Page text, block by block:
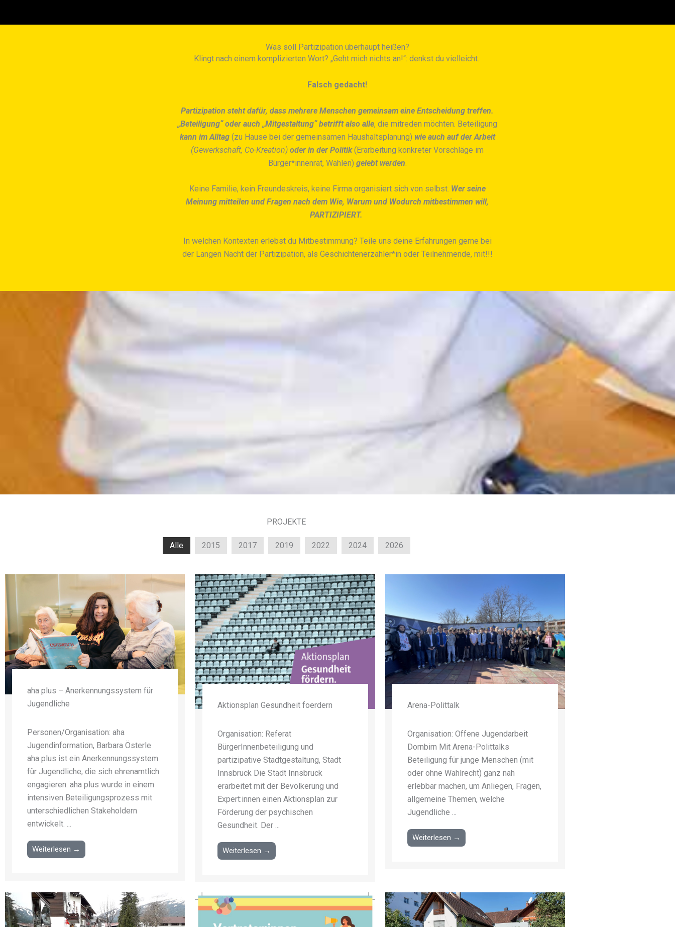
Was soll Partizipation überhaupt heißen?
Klingt nach einem komplizierten Wort? „Geht mich nichts an!“: denkst du vielleicht.
Falsch gedacht!
Partizipation steht dafür, dass mehrere Menschen gemeinsam eine Entscheidung treffen.
„Beteiligung“ oder auch „Mitgestaltung“ betrifft also alle, die mitreden möchten. Beteiligung
kann im Alltag(zu Hause bei der gemeinsamen Haushaltsplanung) wie auch auf der Arbeit
(Gewerkschaft, Co-Kreation) oder in der Politik(Erarbeitung konkreter Vorschläge im
Bürger*innenrat, Wahlen) gelebt werden
Keine Familie, kein Freundeskreis, keine Firma organisiert sich von selbst. Wer seine
Meinung mitteilen und Fragen nach dem Wie, Warum und Wodurch mitbestimmen will,
PARTIZIPIERT.
In welchen Kontexten erlebst du Mitbestimmung? Teile uns deine Erfahrungen gerne bei
der Langen Nacht der Partizipation, als Geschichtenerzähler*in oder Teilnehmende, mit!!!
PROJEKTE
Alle 2015 2017 2019 2022 2024 2026
aha plus – Anerkennungssystem für
Jugendliche
Personen/Organisation: aha
Jugendinformation, Barbara Österle
aha plus ist ein Anerkennungssystem
für Jugendliche, die sich ehrenamtlich
engagieren. aha plus wurde in einem
intensiven Beteiligungsprozess mit
unterschiedlichen Stakeholdern
entwickelt. ...
Weiterlesen →
Aktionsplan Gesundheit foerdern
Organisation: Referat
BürgerInnenbeteiligung und
partizipative Stadtgestaltung, Stadt
Innsbruck Die Stadt Innsbruck
erarbeitet mit der Bevölkerung und
Expert:innen einen Aktionsplan zur
Förderung der psychischen
Gesundheit. Der ...
Weiterlesen →
Arena-Polittalk
Organisation: Offene Jugendarbeit
Dornbirn Mit Arena-Polittalks
Beteiligung für junge Menschen (mit
oder ohne Wahlrecht) ganz nah
erlebbar machen, um Anliegen, Fragen,
allgemeine Themen, welche
Jugendliche ...
Weiterlesen →